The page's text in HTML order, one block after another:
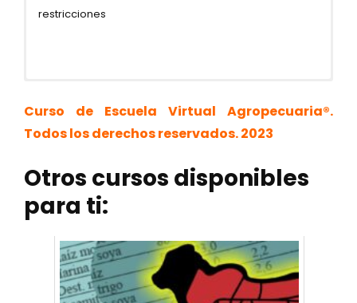
restricciones
MÓDULO I
BECERRAS: NACIMIENTO AL DESTETE
Fecha: 05 junio 2023
DESDE PERÚ:
Precio normal: S/ 600 soles – pago único
Precio Promocional: PAGA LA MITAD POR POCOS
Whatsapp (Consultas): +51 981185874 /
+58 412-8094133
E-mail:
cursos@escuelavirtualagropecuaria.com
Curso de Escuela Virtual Agropecuaria®.
Todos los derechos reservados. 2023
Otros cursos disponibles
para ti: